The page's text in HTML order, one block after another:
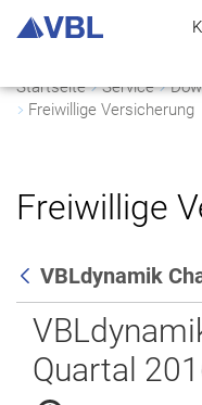
Startseite Service
Freiwillige Versicherung
Freiwillige
Zurück
VBLdynamik
Quartal